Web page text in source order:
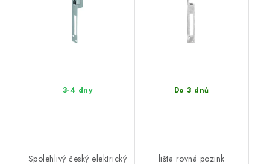
3-4 dny
Spolehlivý český elektrický
Do 3 dnů
lišta rovná pozink